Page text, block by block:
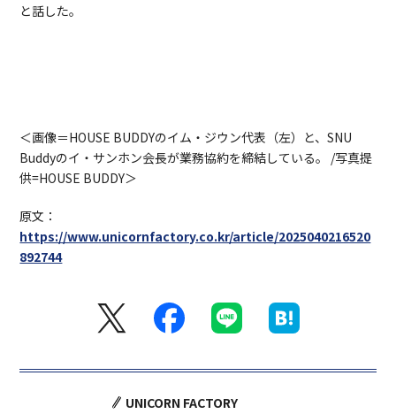
と話した。
＜画像＝HOUSE BUDDYのイム・ジウン代表（左）と、SNU
Buddyのイ・サンホン会長が業務協約を締結している。 /写真提
供=HOUSE BUDDY＞
原文：
https://www.unicornfactory.co.kr/article/2025040216520
892744
UNICORN FACTORY